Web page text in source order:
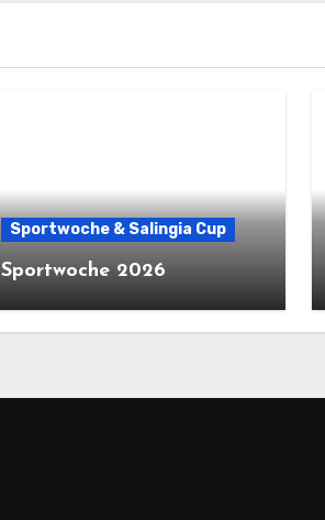
Sportwoche & Salingia Cup
Sportwoche 2026